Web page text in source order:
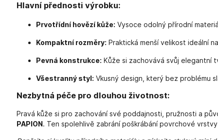
Hlavní přednosti výrobku:
Prvotřídní hovězí kůže: Vysoce odolný přírodní
Kompaktní rozměry: Praktická menší velikost ideální
Pevná konstrukce: Kůže si zachovává svůj elegantní
Všestranný styl: Vkusný design, který bez problému
Nezbytná péče pro dlouhou životnost:
Pravá kůže si pro zachování své poddajnosti, pružnosti a
PAPION. Ten spolehlivě zabrání poškrábání povrchové